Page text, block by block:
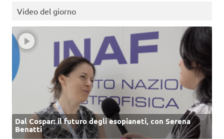
Video del giorno
Dal Cospar: il futuro degli esopianeti, con Serena
Benatti